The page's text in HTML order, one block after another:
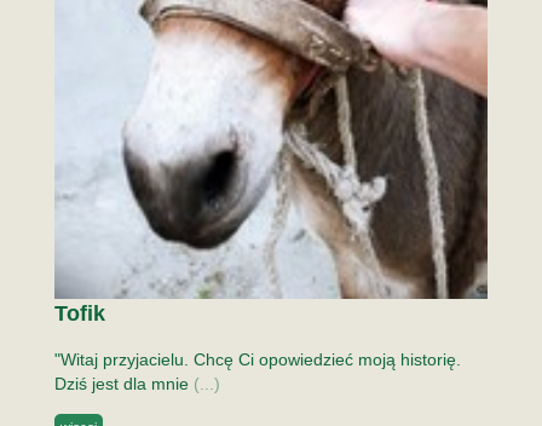
Tofik
"Witaj przyjacielu. Chcę Ci opowiedzieć moją historię.
Dziś jest dla mnie (...)